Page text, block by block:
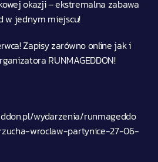
okazji – ekstremalna zabawa
w jednym miejscu!
Zapisy zarówno online jak i
RUNMAGEDDON!
wydarzenia/runmageddo
wroclaw-partynice-27-06-